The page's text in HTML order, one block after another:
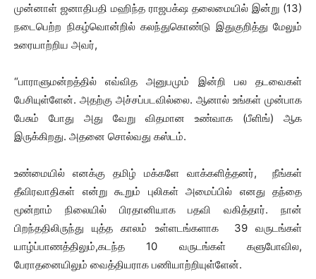
முன்னாள் ஜனாதிபதி மஹிந்த ராஜபக்‌ஷ தலைமையில் இன்று (13)
நடைபெற்ற நிகழ்வொன்றில் கலந்துகொண்டு இதுகுறித்து மேலும்
உரையாற்றிய அவர்,
“பாராளுமன்றத்தில் எவ்வித அனுபமும் இன்றி பல தடவைகள்
பேசியுள்ளேன். அதற்கு அச்சப்படவில்லை. ஆனால் உங்கள் முன்பாக
பேசும் போது அது வேறு விதமான உண்வாக (பீளிங்) ஆக
இருக்கிறது. அதனை சொல்வது கஸ்டம்.
உண்மையில் எனக்கு தமிழ் மக்களே வாக்களித்தனர், நீங்கள்
தீவிரவாதிகள் என்று கூறும் புலிகள் அமைப்பில் எனது தந்தை
மூன்றாம் நிலையில் பிரதானியாக பதவி வகித்தார். நான்
பிறந்ததிலிருந்து யுத்த காலம் உள்ளடங்களாக 39 வருடங்கள்
யாழ்ப்பாணத்திலும்,கடந்த 10 வருடங்கள் களுபோவில,
பேராதனையிலும் வைத்தியராக பணியாற்றியுள்ளேன்.